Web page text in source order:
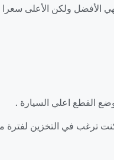
الأفضل ولكن الأعلى سعرا
القطع اعلي السيارة .
ترغب في التخزين لفترة